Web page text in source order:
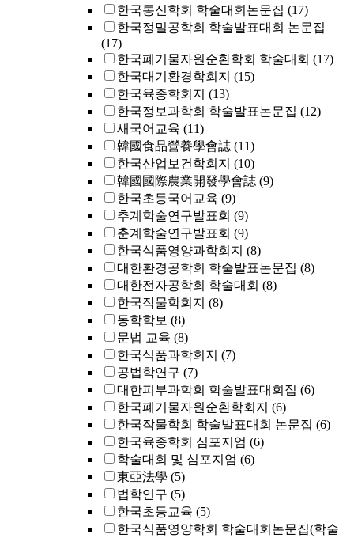
한국통신학회 학술대회논문집 (17)
한국정밀공학회 학술발표대회 논문집
(17)
한국폐기물자원순환학회 학술대회 (17)
한국대기환경학회지 (15)
한국육종학회지 (13)
한국정보과학회 학술발표논문집 (12)
새국어교육 (11)
韓國食品營養學會誌 (11)
한국산업보건학회지 (10)
韓國國際農業開發學會誌 (9)
한국초등국어교육 (9)
추계학술연구발표회 (9)
춘계학술연구발표회 (9)
한국식품영양과학회지 (8)
대한환경공학회 학술발표논문집 (8)
대한전자공학회 학술대회 (8)
한국작물학회지 (8)
동학학보 (8)
문법 교육 (8)
한국식품과학회지 (7)
공법학연구 (7)
대한피부과학회 학술발표대회집 (6)
한국폐기물자원순환학회지 (6)
한국작물학회 학술발표대회 논문집 (6)
한국육종학회 심포지엄 (6)
학술대회 및 심포지엄 (6)
東亞法學 (5)
법학연구 (5)
한국초등교육 (5)
한국식품영양학회 학술대회논문집(학술